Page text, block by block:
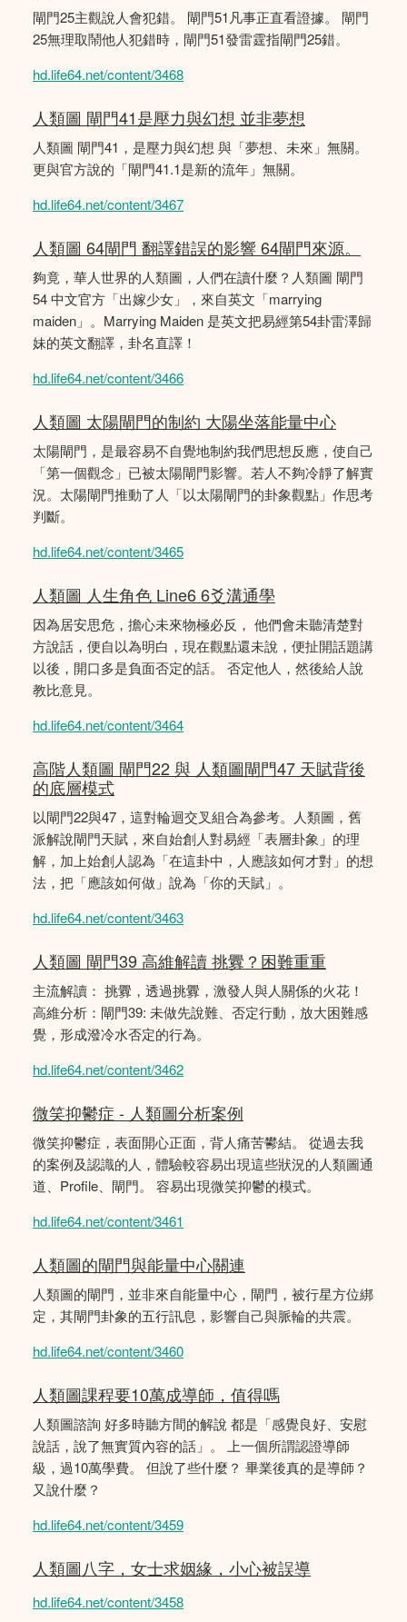
閘門25主觀說人會犯錯。 閘門51凡事正直看證據。 閘門
25無理取鬧他人犯錯時，閘門51發雷霆指閘門25錯。
hd.life64.net/content/3468
人類圖 閘門41是壓力與幻想 並非夢想
人類圖 閘門41，是壓力與幻想 與「夢想、未來」無關。
更與官方說的「閘門41.1是新的流年」無關。
hd.life64.net/content/3467
人類圖 64閘門 翻譯錯誤的影響 64閘門來源。
夠竟，華人世界的人類圖，人們在讀什麼？人類圖 閘門
54 中文官方「出嫁少女」，來自英文「marrying
maiden」。Marrying Maiden 是英文把易經第54卦雷澤歸
妹的英文翻譯，卦名直譯！
hd.life64.net/content/3466
人類圖 太陽閘門的制約 大陽坐落能量中心
太陽閘門，是最容易不自覺地制約我們思想反應，使自己
「第一個觀念」已被太陽閘門影響。若人不夠冷靜了解實
況。太陽閘門推動了人「以太陽閘門的卦象觀點」作思考
判斷。
hd.life64.net/content/3465
人類圖 人生角色 Line6 6爻溝通學
因為居安思危，擔心未來物極必反， 他們會未聽清楚對
方說話，便自以為明白，現在觀點還未說，便扯開話題講
以後，開口多是負面否定的話。 否定他人，然後給人說
教比意見。
hd.life64.net/content/3464
高階人類圖 閘門22 與 人類圖閘門47 天賦背後
的底層模式
以閘門22與47，這對輪迴交叉組合為參考。人類圖，舊
派解說閘門天賦，來自始創人對易經「表層卦象」的理
解，加上始創人認為「在這卦中，人應該如何才對」的想
法，把「應該如何做」說為「你的天賦」。
hd.life64.net/content/3463
人類圖 閘門39 高維解讀 挑釁？困難重重
主流解讀： 挑釁，透過挑釁，激發人與人關係的火花！
高維分析：閘門39: 未做先說難、否定行動，放大困難感
覺，形成潑冷水否定的行為。
hd.life64.net/content/3462
微笑抑鬱症 - 人類圖分析案例
微笑抑鬱症，表面開心正面，背人痛苦鬰結。 從過去我
的案例及認識的人，體驗較容易出現這些狀況的人類圖通
道、Profile、閘門。 容易出現微笑抑鬱的模式。
hd.life64.net/content/3461
人類圖的閘門與能量中心關連
人類圖的閘門，並非來自能量中心，閘門，被行星方位綁
定，其閘門卦象的五行訊息，影響自己與脈輪的共震。
hd.life64.net/content/3460
人類圖課程要10萬成導師，值得嗎
人類圖諮詢 好多時聽方間的解說 都是「感覺良好、安慰
說話，說了無實質內容的話」。 上一個所謂認證導師
級，過10萬學費。 但說了些什麼？ 畢業後真的是導師？
又說什麼？
hd.life64.net/content/3459
人類圖八字，女士求姻緣，小心被誤導
hd.life64.net/content/3458